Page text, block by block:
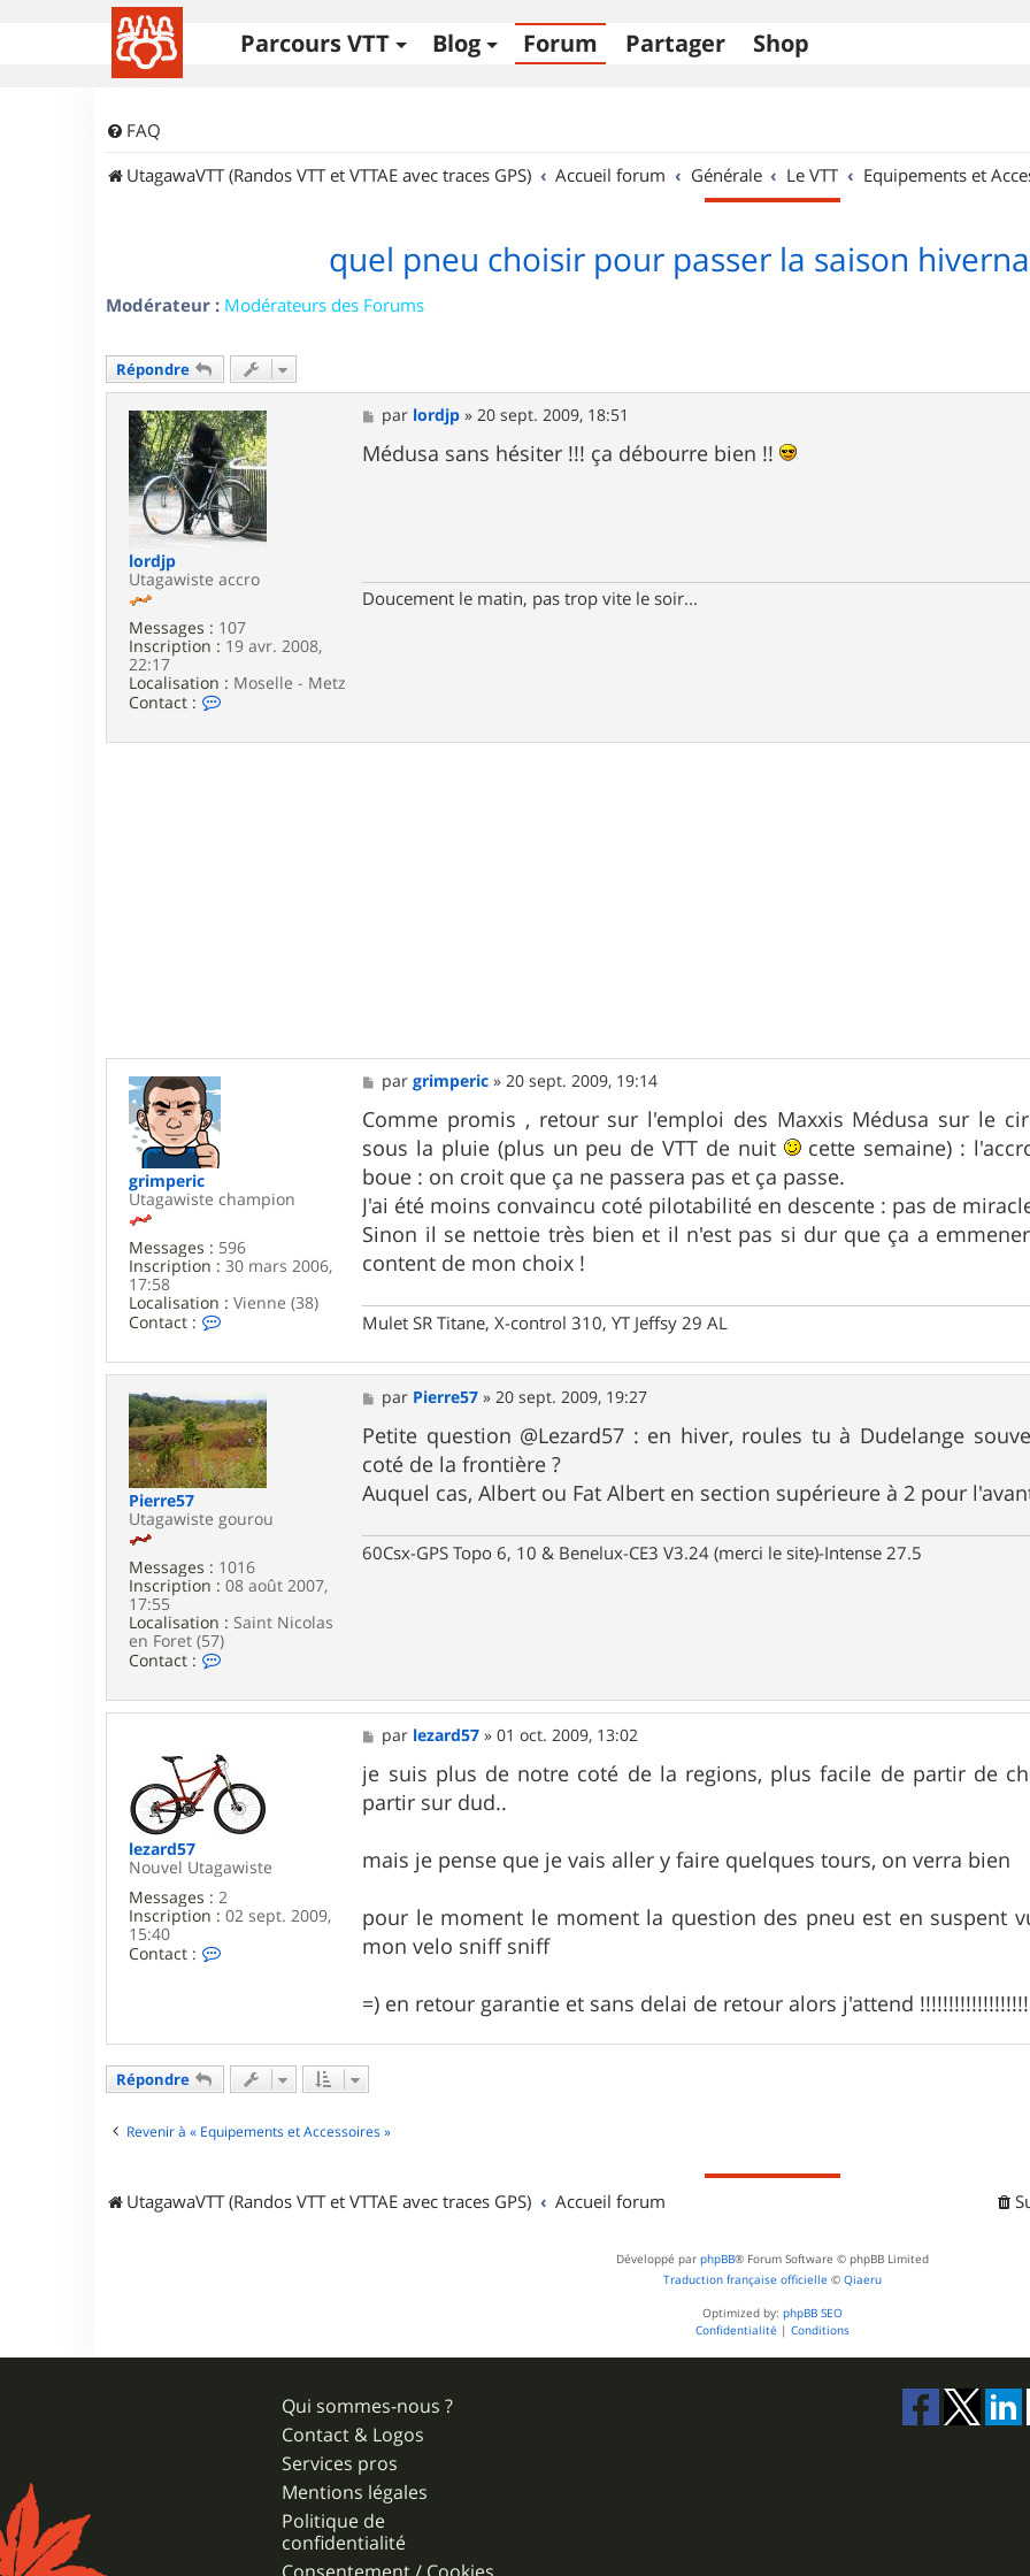
Parcours VTT Blog Forum Partager Shop
FAQ
UtagawaVTT (Randos VTT et VTTAE avec traces GPS)
Accueil forum Générale Le VTT Equipements et
quel pneu choisir pour passer la saison
Modérateur : Modérateurs des Forums
Répondre
lordjp
Utagawiste accro
Messages : 107
Inscription : 19 avr. 2008,
22:17
Localisation : Moselle - Metz
Contact :
M
e
s
s
par lordjp »20 sept. 2009, 18:51
Médusa sans hésiter !!! ça débourre bien !!
Doucement le matin, pas trop vite le soir...
grimperic
Utagawiste champion
Messages : 596
Inscription : 30 mars 2006,
17:58
Localisation : Vienne (38)
Contact :
n
t
c
t
e
r
g
i
p
e
r
i
c
M
e
s
s
a
g
e
pargrimperic »20 sept. 2009, 19:14
Comme promis , retour sur l'emploi des Maxxis Médusa sur le
sous la pluie (plus un peu de VTT de nuit
cette semaine) :
boue : on croit que ça ne passera pas et ça passe.
J'ai été moins convaincu coté pilotabilité en descente : pas de
Sinon il se nettoie très bien et il n'est pas si dur que ça a
content de mon choix !
Mulet SR Titane, X-control 310, YT Jeffsy 29 AL
Pierre57
Utagawiste gourou
Messages : 1016
Inscription : 08 août 2007,
17:55
Localisation : Saint Nicolas
en Foret (57)
Contact :
t
t
e
r
P
e
r
r
e
M
e
s
s
a
g
e
par Pierre57 »20 sept. 2009, 19:27
Petite question @Lezard57 : en hiver, roules tu à Dudelange
coté de la frontière ?
Auquel cas, Albert ou Fat Albert en section supérieure à 2 pour
60Csx-GPS Topo 6, 10 & Benelux-CE3 V3.24 (merci le site)-Intense 27.5
lezard57
Nouvel Utagawiste
Messages : 2
Inscription : 02 sept. 2009,
15:40
Contact :
c
t
r
e
r
d
M
e
s
s
a
par lezard57 »01 oct. 2009, 13:02
je suis plus de notre coté de la regions, plus facile de partir de
partir sur dud..
mais je pense que je vais aller y faire quelques tours, on verra bien
pour le moment le moment la question des pneu est en suspent
mon velo sniff sniff
=) en retour garantie et sans delai de retour alors j'attend !!!!!!!!!!!!!!!!!!!
Répondre
Revenir à « Equipements et Accessoires »
UtagawaVTT (Randos VTT et VTTAE avec traces GPS) Accueil forum
Développé par phpBB® Forum Software © phpBB Limited
Traduction française officielle © Qiaeru
Optimized by: phpBB SEO
Confidentialité | Conditions
Qui sommes-nous ?
Contact & Logos
Services pros
Mentions légales
Politique de
confidentialité